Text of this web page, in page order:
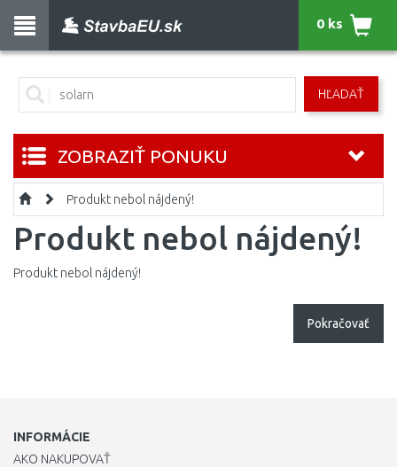
HĽADAŤ
0 ks
ZOBRAZIŤ PONUKU
Produkt nebol nájdený!
Produkt nebol nájdený!
Produkt nebol nájdený!
Pokračovať
INFORMÁCIE
AKO NAKUPOVAŤ